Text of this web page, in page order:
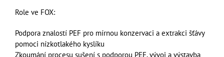
Role ve FOX:
Podpora znalostí PEF pro mírnou konzervaci a extrakci šťávy
pomoci nízkotlakého kyslíku
Zkoumání procesu sušení s podporou PEF, vývoj a výstavba